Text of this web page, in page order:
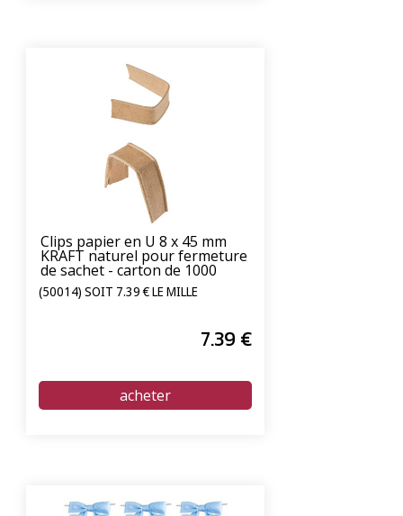
Clips papier en U 8 x 45 mm
KRAFT naturel pour fermeture
de sachet - carton de 1000
unités
(50014) SOIT 7.39 € LE MILLE
7.39 €